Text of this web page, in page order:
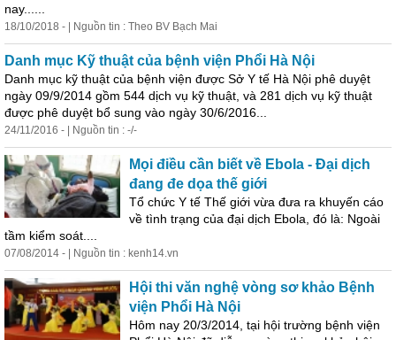
nay......
18/10/2018 - | Nguồn tin : Theo BV Bạch Mai
Danh mục Kỹ thuật của bệnh viện Phổi Hà Nội
Danh mục kỹ thuật của bệnh viện được Sở Y tế Hà Nội phê duyệt
ngày 09/9/2014 gồm 544 dịch vụ kỹ thuật, và 281 dịch vụ kỹ thuật
được phê duyệt bổ sung vào ngày 30/6/2016...
24/11/2016 - | Nguồn tin : -/-
Mọi điều cần biết về Ebola - Đại dịch
đang đe dọa thế giới
Tổ chức Y tế Thế giới vừa đưa ra khuyến cáo
về tình trạng của đại dịch Ebola, đó là: Ngoài
tầm kiểm soát....
07/08/2014 - | Nguồn tin : kenh14.vn
Hội thi văn nghệ vòng sơ khảo Bệnh
viện Phổi Hà Nội
Hôm nay 20/3/2014, tại hội trường bệnh viện